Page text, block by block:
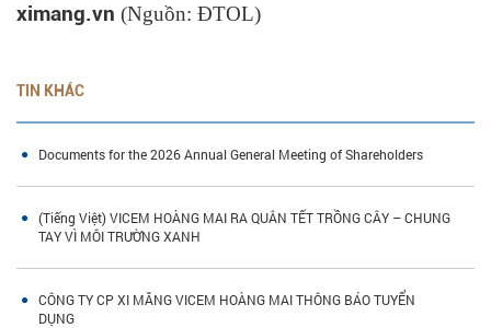
ximang.vn (Nguồn: ĐTOL)
TIN KHÁC
Documents for the 2026 Annual General Meeting of Shareholders
(Tiếng Việt) VICEM HOÀNG MAI RA QUÂN TẾT TRỒNG CÂY – CHUNG
TAY VÌ MÔI TRƯỜNG XANH
CÔNG TY CP XI MĂNG VICEM HOÀNG MAI THÔNG BÁO TUYỂN
DỤNG